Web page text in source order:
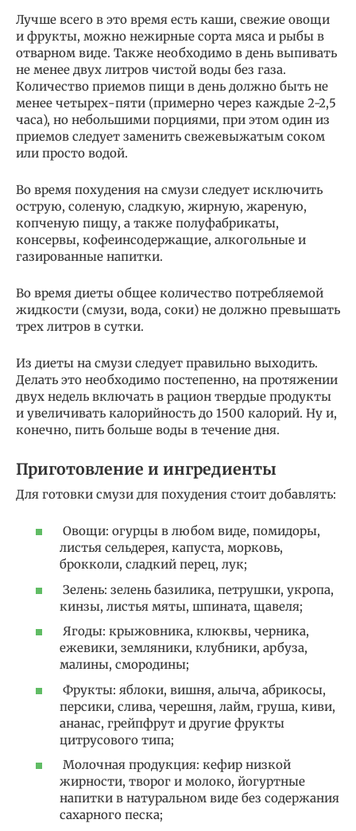
Лучше всего в это время есть каши, свежие овощи
и фрукты, можно нежирные сорта мяса и рыбы в
отварном виде. Также необходимо в день выпивать
не менее двух литров чистой воды без газа.
Количество приемов пищи в день должно быть не
менее четырех-пяти (примерно через каждые 2-2,5
часа), но небольшими порциями, при этом один из
приемов следует заменить свежевыжатым соком
или просто водой.
Во время похудения на смузи следует исключить
острую, соленую, сладкую, жирную, жареную,
копченую пищу, а также полуфабрикаты,
консервы, кофеинсодержащие, алкогольные и
газированные напитки.
Во время диеты общее количество потребляемой
жидкости (смузи, вода, соки) не должно превышать
трех литров в сутки.
Из диеты на смузи следует правильно выходить.
Делать это необходимо постепенно, на протяжении
двух недель включать в рацион твердые продукты
и увеличивать калорийность до 1500 калорий. Ну и,
конечно, пить больше воды в течение дня.
Приготовление и ингредиенты
Для готовки смузи для похудения стоит добавлять:
Овощи: огурцы в любом виде, помидоры,
листья сельдерея, капуста, морковь,
брокколи, сладкий перец, лук;
Зелень: зелень базилика, петрушки, укропа,
кинзы, листья мяты, шпината, щавеля;
Ягоды: крыжовника, клюквы, черника,
ежевики, земляники, клубники, арбуза,
малины, смородины;
Фрукты: яблоки, вишня, алыча, абрикосы,
персики, слива, черешня, лайм, груша, киви,
ананас, грейпфрут и другие фрукты
цитрусового типа;
Молочная продукция: кефир низкой
жирности, творог и молоко, йогуртные
напитки в натуральном виде без содержания
сахарного песка;